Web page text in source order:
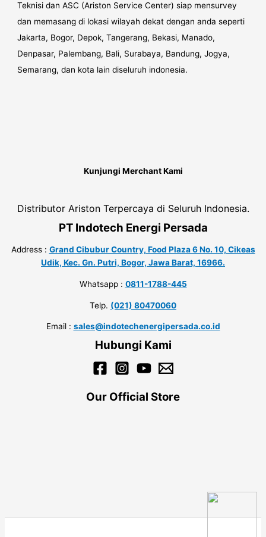
Teknisi dan ASC (Ariston Service Center) siap mensurvey
dan memasang di lokasi wilayah dekat dengan anda seperti
Jakarta, Bogor, Depok, Tangerang, Bekasi, Manado,
Denpasar, Palembang, Bali, Surabaya, Bandung, Jogya,
Semarang, dan kota lain diseluruh indonesia.
Kunjungi Merchant Kami
Distributor Ariston Terpercaya di Seluruh Indonesia.
PT Indotech Energi Persada
Address : Grand Cibubur Country, Food Plaza 6 No. 10, Cikeas
Udik, Kec. Gn. Putri, Bogor, Jawa Barat, 16966.
Whatsapp : 0811-1788-445
Telp. (021) 80470060
Email : sales@indotechenergipersada.co.id
Hubungi Kami
Our Official Store